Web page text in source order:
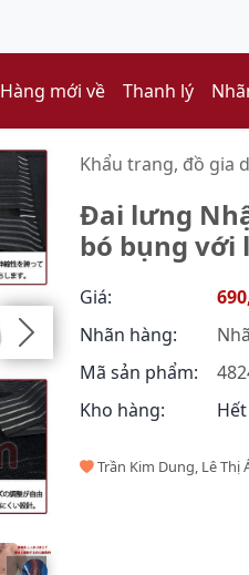
Hàng mới về Thanh lý
Khẩu trang, đồ gia
Đai lưng
bó bụng
Giá:
Nhãn hàng:
Mã sản phẩm:
Kho hàng:
Trần Kim Dung, Lê Thị